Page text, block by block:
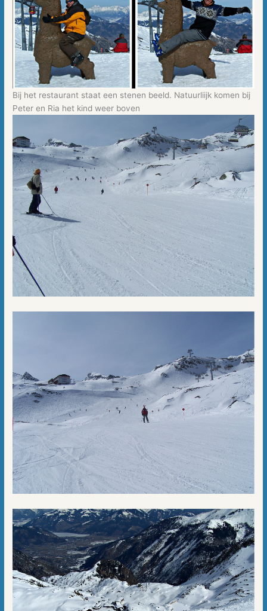
Bij het restaurant staat een stenen beeld. Natuurliijk komen bij
Peter en Ria het kind weer boven